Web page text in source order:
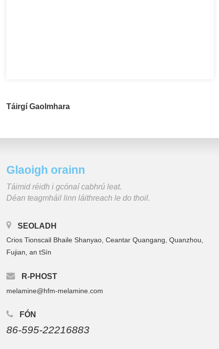
Táirgí Gaolmhara
Glaoigh orainn
Táimid réidh i gcónaí cabhrú leat.
Déan teagmháil linn láithreach le do thoil.
SEOLADH
Crios Tionscail Bhaile Shanyao, Ceantar Quangang, Quanzhou,
Fujian, an tSín
R-PHOST
melamine@hfm-melamine.com
FÓN
86-595-22216883